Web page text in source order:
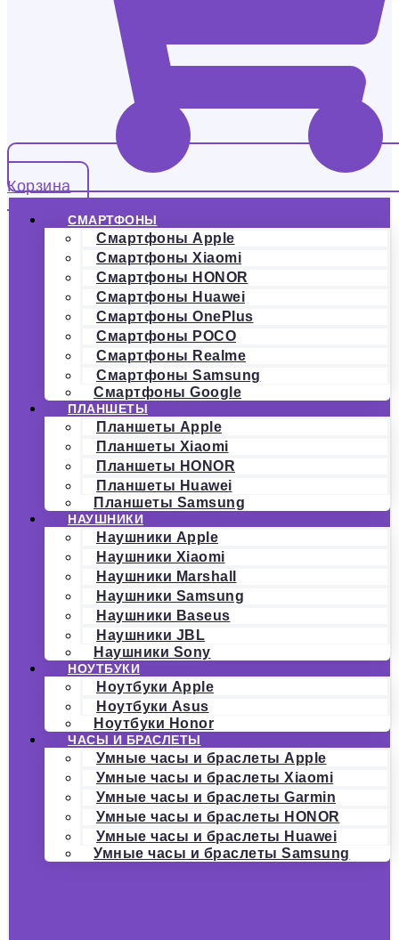
Корзина
СМАРТФОНЫ
Смартфоны Apple
Смартфоны Xiaomi
Смартфоны HONOR
Смартфоны Huawei
Смартфоны OnePlus
Смартфоны POCO
Смартфоны Realme
Смартфоны Samsung
Смартфоны Google
ПЛАНШЕТЫ
Планшеты Apple
Планшеты Xiaomi
Планшеты HONOR
Планшеты Huawei
Планшеты Samsung
НАУШНИКИ
Наушники Apple
Наушники Xiaomi
Наушники Marshall
Наушники Samsung
Наушники Baseus
Наушники JBL
Наушники Sony
НОУТБУКИ
Ноутбуки Apple
Ноутбуки Asus
Ноутбуки Honor
ЧАСЫ И БРАСЛЕТЫ
Умные часы и браслеты Apple
Умные часы и браслеты Xiaomi
Умные часы и браслеты Garmin
Умные часы и браслеты HONOR
Умные часы и браслеты Huawei
Умные часы и браслеты Samsung